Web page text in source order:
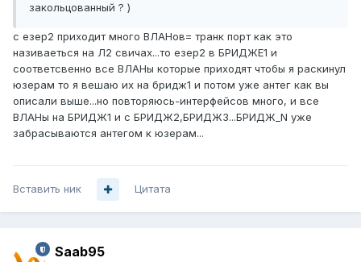
закольцованный ? )
с езер2 приходит много ВЛАНов= транк порт как это
називаеться на Л2 свичах...то езер2 в БРИДЖЕ1 и
соответсвенно все ВЛАНы которые приходят чтобы я раскинул
юзерам то я вешаю их на бридж1 и потом уже антег как вы
описали выше...но повторяюсь-интерфейсов много, и все
ВЛАНы на БРИДЖ1 и с БРИДЖ2,БРИДЖ3...БРИДЖ_N уже
забрасываются антегом к юзерам...
Вставить ник Цитата
Saab95